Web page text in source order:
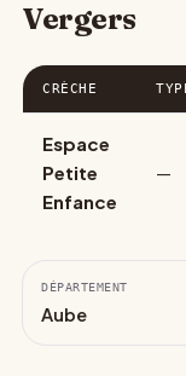
Vergers
CRÈCHE
Espace
Petite
Enfance
—
DÉPARTEMENT
Aube